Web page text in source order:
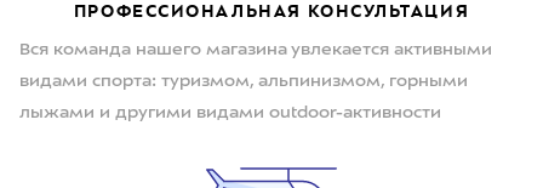
ПРОФЕССИОНАЛЬНАЯ КОНСУЛЬТАЦИЯ
Вся команда нашего магазина увлекается активными
видами спорта: туризмом, альпинизмом, горными
лыжами и другими видами outdoor-активности